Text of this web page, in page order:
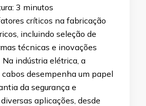
3 minutos
críticos na fabricação
incluindo seleção de
técnicas e inovações
indústria elétrica, a
desempenha um papel
da segurança e
aplicações, desde